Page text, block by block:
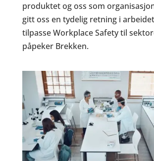
produktet og oss som
gitt oss en tydelig retning i
tilpasse Workplace Safety til
påpeker Brekken.